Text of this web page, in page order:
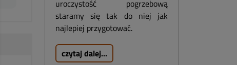
uroczystość pogrzebową
staramy się tak do niej jak
najlepiej przygotować.
czytaj dalej...